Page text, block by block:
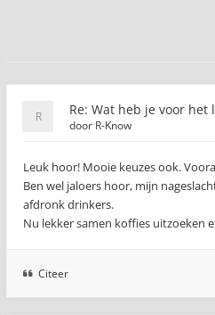
Re: Wat heb je voor het
door R-Know
Leuk hoor! Mooie keuzes ook.
Ben wel jaloers hoor, mijn
afdronk drinkers.
Nu lekker samen koffies uitzoeken
Citeer